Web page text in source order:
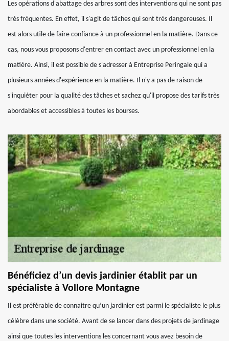
Les opérations d'abattage des arbres sont des interventions qui ne sont pas
très fréquentes. En effet, il s'agit de tâches qui sont très dangereuses. Il
est alors utile de faire confiance à un professionnel en la matière. Dans ce
cas, nous vous proposons d'entrer en contact avec un professionnel en la
matière. Ainsi, il est possible de s'adresser à Entreprise Peringale qui a
plusieurs années d'expérience en la matière. Il n'y a pas de raison de
s'inquiéter pour la qualité des tâches et sachez qu'il propose des tarifs très
abordables et accessibles à toutes les bourses.
Bénéficiez d’un devis jardinier établit par un
spécialiste à Vollore Montagne
Il est préférable de connaitre qu’un jardinier est parmi le spécialiste le plus
célèbre dans une société. Avant de se lancer dans des projets de jardinage
ainsi que toutes les interventions les concernant vous avez besoin de